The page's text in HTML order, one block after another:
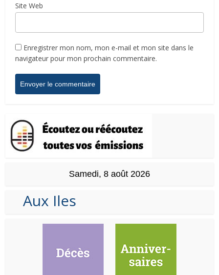
Site Web
Enregistrer mon nom, mon e-mail et mon site dans le
navigateur pour mon prochain commentaire.
Samedi, 8 août 2026
Aux Iles